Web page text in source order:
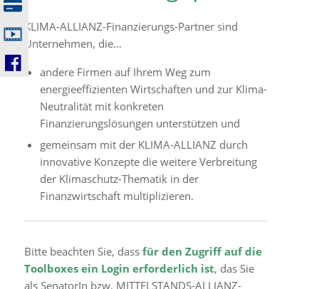
KLIMA-ALLIANZ-Finanzierungs-Partner sind
Unternehmen, die…
andere Firmen auf Ihrem Weg zum
energieeffizienten Wirtschaften und zur Klima-
Neutralität mit konkreten
Finanzierungslösungen unterstützen und
gemeinsam mit der KLIMA-ALLIANZ durch
innovative Konzepte die weitere Verbreitung
der Klimaschutz-Thematik in der
Finanzwirtschaft multiplizieren.
Bitte beachten Sie, dass für den Zugriff auf die
Toolboxes ein Login erforderlich ist, das Sie
als SenatorIn bzw. MITTELSTANDS-ALLIANZ-